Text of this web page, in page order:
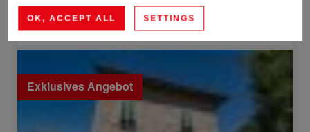
Haus 100 m²
4 Zimmer
170 000 €Kommission inbegriffen*
Exklusives Angebot
OK, ACCEPT ALL SETTINGS